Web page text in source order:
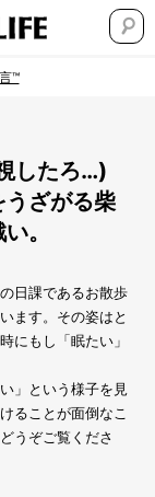
™
したろ…)
ざがる柴
。
日課であるお散歩
ます。その姿はと
にもし「眠たい」
」という様子を見
ることが面倒なこ
うぞご覧くださ